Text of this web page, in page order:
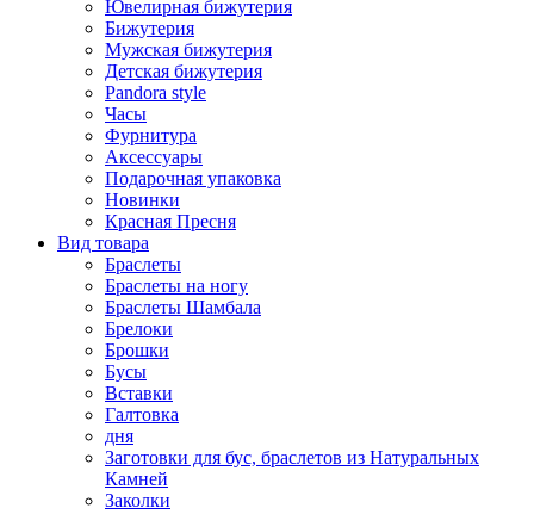
Ювелирная бижутерия
Бижутерия
Мужская бижутерия
Детская бижутерия
Pandora style
Часы
Фурнитура
Аксеcсуары
Подарочная упаковка
Новинки
Красная Пресня
Вид товара
Браслеты
Браслеты на ногу
Браслеты Шамбала
Брелоки
Брошки
Бусы
Вставки
Галтовка
дня
Заготовки для бус, браслетов из Натуральных
Камней
Заколки